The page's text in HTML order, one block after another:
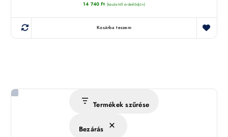
14 740Ft (készletről érdeklődjön)
Kosárba teszem
Termékek szűrése
Bezárás